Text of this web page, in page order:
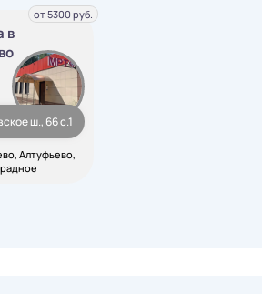
в
ш., 66 с.1
Алтуфьево,
от 5300 руб.